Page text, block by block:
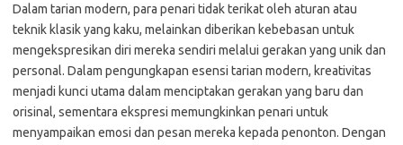
Dalam tarian modern, para penari tidak terikat oleh aturan atau
teknik klasik yang kaku, melainkan diberikan kebebasan untuk
mengekspresikan diri mereka sendiri melalui gerakan yang unik dan
personal. Dalam pengungkapan esensi tarian modern, kreativitas
menjadi kunci utama dalam menciptakan gerakan yang baru dan
orisinal, sementara ekspresi memungkinkan penari untuk
menyampaikan emosi dan pesan mereka kepada penonton. Dengan